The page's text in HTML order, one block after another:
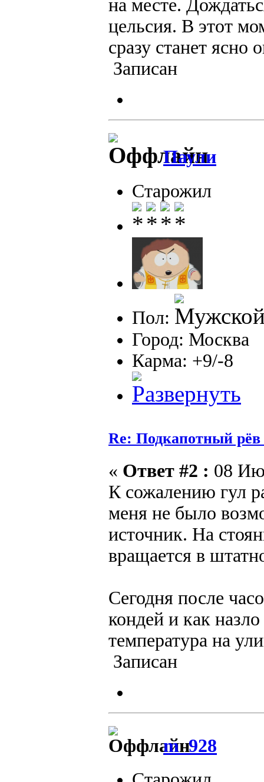
на месте.
цельсия. В этот
сразу станет ясно
Записан
Паули
Старожил
Пол:
Город: Москва
Карма: +9/-8
Re: Подкапотный
« Ответ #2 : 08
К сожалению гул
меня не было
источник. На
вращается в
Сегодня после
кондей и как
температура на
Записан
m_928